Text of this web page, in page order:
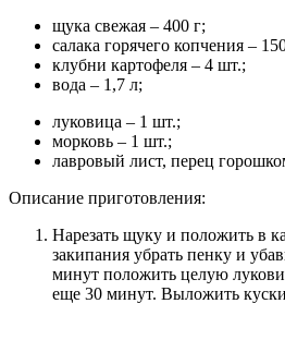
щука свежая – 400 г;
салака горячего копчения –
клубни картофеля – 4 шт.;
вода – 1,7 л;
луковица – 1 шт.;
морковь – 1 шт.;
лавровый лист, перец
Описание приготовления:
Нарезать щуку и положить в
закипания убрать пенку и
минут положить целую
еще 30 минут. Выложить